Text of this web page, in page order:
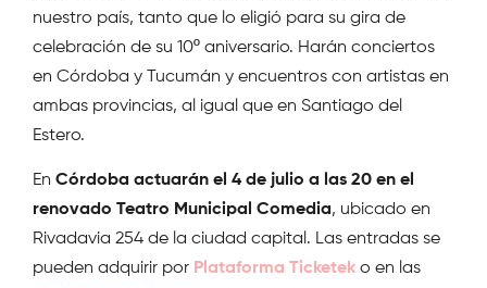
nuestro país, tanto que lo eligió para su gira de
celebración de su 10º aniversario. Harán conciertos
en Córdoba y Tucumán y encuentros con artistas en
ambas provincias, al igual que en Santiago del
Estero.
En Córdoba actuarán el 4 de julio a las 20 en el
renovado Teatro Municipal Comedia, ubicado en
Rivadavia 254 de la ciudad capital. Las entradas se
pueden adquirir por Plataforma Ticketek o en las